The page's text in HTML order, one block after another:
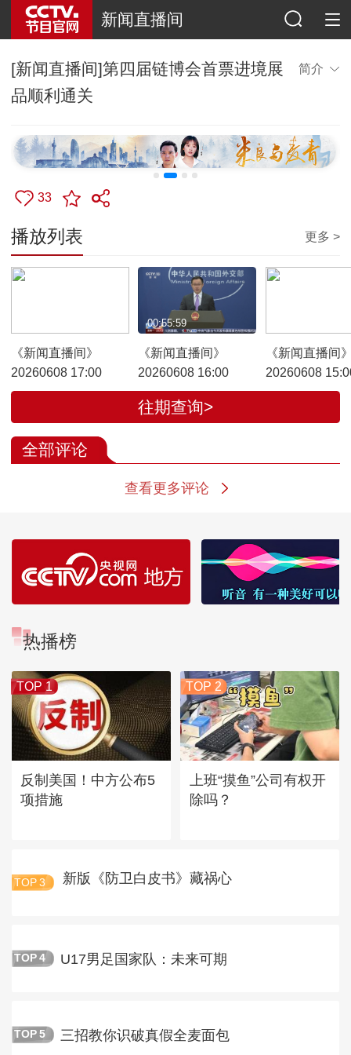
新闻直播间
[新闻直播间]第四届链博会首票进境展
品顺利通关
简介
33
播放列表 更多 >
《新闻直播间》
20260608 17:00
《新闻直播间》
20260608 16:00
00:55:59
《新闻直播间
20260608
往期查询>
全部评论
查看更多评论
热播榜
TOP 1
反制美国！中方公布5
项措施
TOP 2
上班“摸鱼”公司有权开
除吗？
TOP 3 新版《防卫白皮书》藏祸心
TOP 4 U17男足国家队：未来可期
TOP 5 三招教你识破真假全麦面包